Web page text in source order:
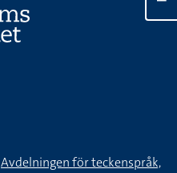
Avdelningen för teckenspråk,